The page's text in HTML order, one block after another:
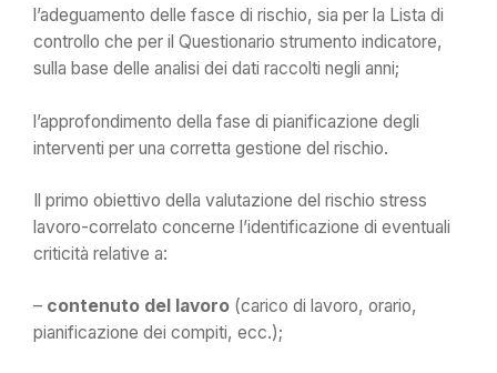
l’adeguamento delle fasce di rischio, sia per la Lista di
controllo che per il Questionario strumento indicatore,
sulla base delle analisi dei dati raccolti negli anni;
l’approfondimento della fase di pianificazione degli
interventi per una corretta gestione del rischio.
Il primo obiettivo della valutazione del rischio stress
lavoro-correlato concerne l’identificazione di eventuali
criticità relative a:
– contenuto del lavoro (carico di lavoro, orario,
pianificazione dei compiti, ecc.);